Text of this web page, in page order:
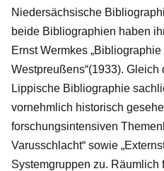
Niedersächsische
beide Bibliographien haben
Ernst Wermkes
Westpreußens“(1933). Gleich
Lippische Bibliographie
vornehmlich historisch
forschungsintensiven
Varusschlacht“ sowie
Systemgruppen zu. Räumlich